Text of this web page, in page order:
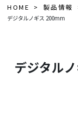
HOME 製品情報
デジタルノギス 200mm
デジタル